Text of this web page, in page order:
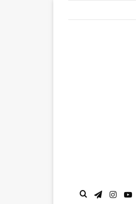
لينكدإن‫YouTubeانستقرام
تيلقرام